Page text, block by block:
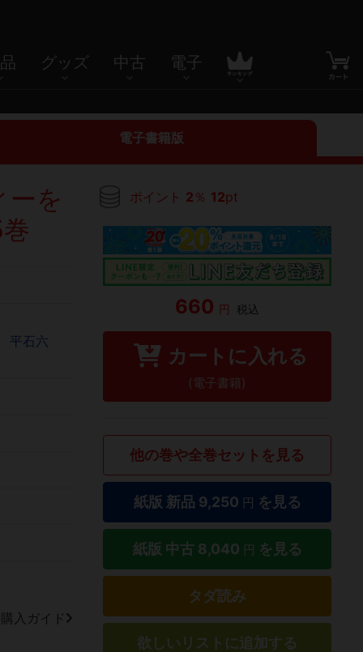
グッズ 中古 電子
電子書籍版
を
平石六
入ガイド
ポイント 2 ％ 12pt
660 円 税込
カートに入れる
(電子書籍)
他の巻や全巻セットを見る
紙版 新品 9,250 円 を見る
紙版 中古 8,040 円 を見る
タダ読み
欲しいリストに追加する